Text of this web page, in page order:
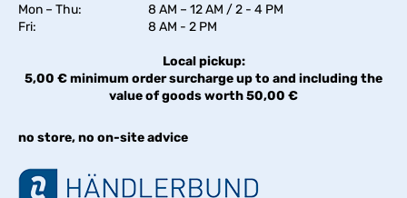
Mon – Thu:
8 AM – 12 AM / 2 - 4 PM
Fri:
8 AM - 2 PM
Local pickup:
5,00 € minimum order surcharge up to and including the
value of goods worth 50,00 €
no store, no on-site advice